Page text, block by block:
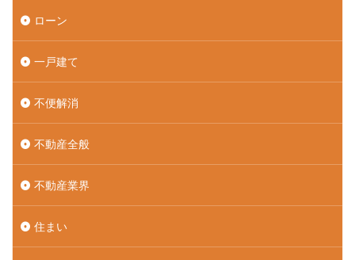
ローン
一戸建て
不便解消
不動産全般
不動産業界
住まい